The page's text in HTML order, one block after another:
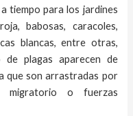
tiempopara los jardines
babosas, caracoles,
blancas, entre otras,
plagas aparecen de
que son arrastradas por
migratorio o fuerzas